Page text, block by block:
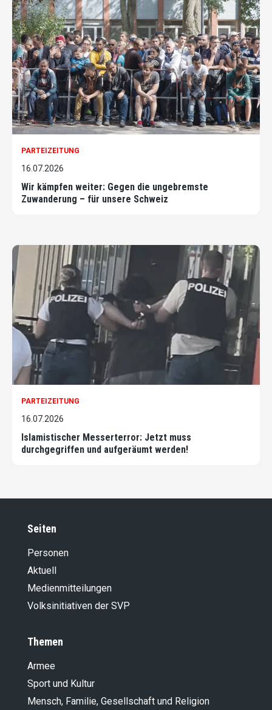
PARTEIZEITUNG
16.07.2026
Wir kämpfen weiter: Gegen die ungebremste
Zuwanderung – für unsere Schweiz
PARTEIZEITUNG
16.07.2026
Islamistischer Messerterror: Jetzt muss
durchgegriffen und aufgeräumt werden!
Seiten
Personen
Aktuell
Medienmitteilungen
Volksinitiativen der SVP
Themen
Armee
Sport und Kultur
Mensch, Familie, Gesellschaft und Religion